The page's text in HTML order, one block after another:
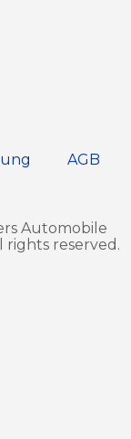
AGB
Automobile
rights reserved.